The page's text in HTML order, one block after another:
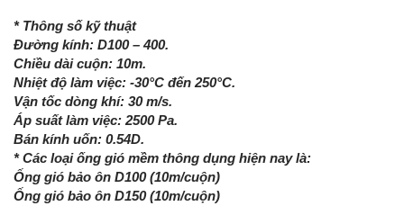
* Thông số kỹ thuật
Đường kính: D100 – 400.
Chiều dài cuộn: 10m.
Nhiệt độ làm việc: -30°C đến 250°C.
Vận tốc dòng khí: 30 m/s.
Áp suất làm việc: 2500 Pa.
Bán kính uốn: 0.54D.
* Các loại ống gió mềm thông dụng hiện nay là:
Ống gió bảo ôn D100 (10m/cuộn)
Ống gió bảo ôn D150 (10m/cuộn)